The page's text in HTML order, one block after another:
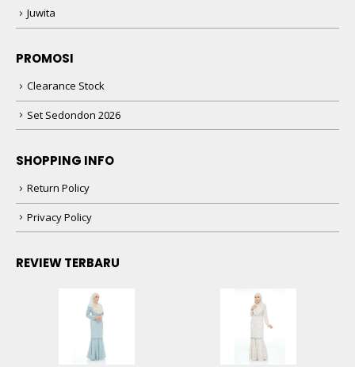
Juwita
PROMOSI
Clearance Stock
Set Sedondon 2026
SHOPPING INFO
Return Policy
Privacy Policy
REVIEW TERBARU